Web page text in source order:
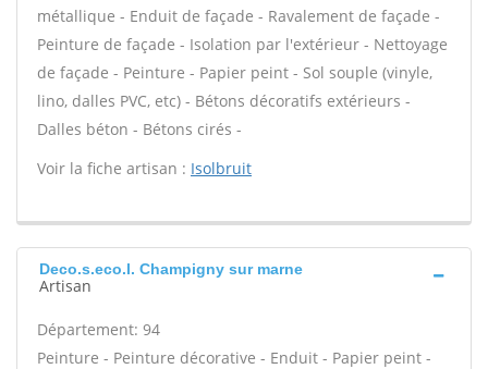
métallique - Enduit de façade - Ravalement de façade -
Peinture de façade - Isolation par l'extérieur - Nettoyage
de façade - Peinture - Papier peint - Sol souple (vinyle,
lino, dalles PVC, etc) - Bétons décoratifs extérieurs -
Dalles béton - Bétons cirés -
Voir la fiche artisan : Isolbruit
Deco.s.eco.l. Champigny sur marne
Artisan
Département: 94
Peinture - Peinture décorative - Enduit - Papier peint -